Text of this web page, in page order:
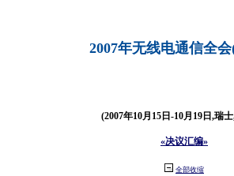
2007年无线电通信全
(2007年10月15日-10月19日,瑞
«决议汇编»
全部收缩